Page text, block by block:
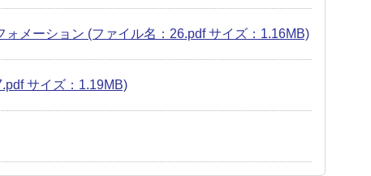
メーション (ファイル名：26.pdf サイズ：1.16MB)
サイズ：1.19MB)